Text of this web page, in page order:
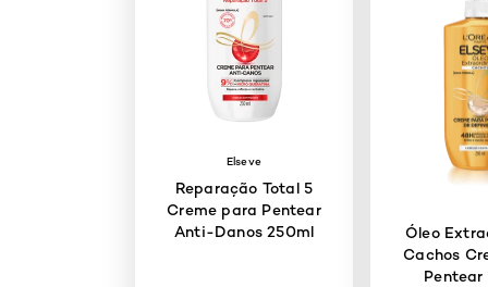
Elseve
Reparação Total 5
Creme para Pentear
Anti-Danos 250ml
Óleo
Cachos
Pentear